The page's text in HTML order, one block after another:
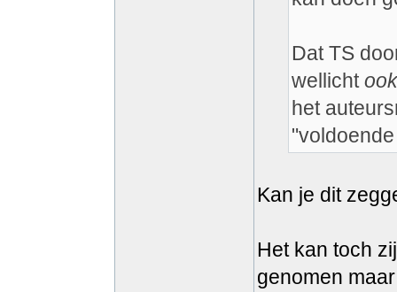
Dat TS
wellichtook
het
Kan je dit
Het kan toch
genomen